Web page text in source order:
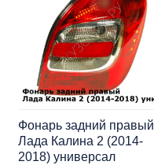
Фонарь задний правый
Лада Калина 2 (2014-
2018) универсал